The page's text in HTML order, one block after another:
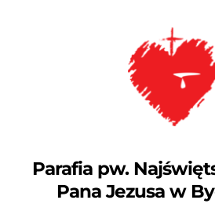
Parafia pw.
Pana Jezusa w